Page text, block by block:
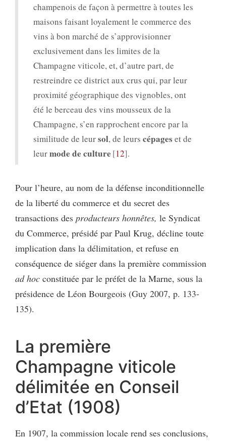
champenois de façon à permettre à toutes les
maisons faisant loyalement le commerce des
vins à bon marché de s’approvisionner
exclusivement dans les limites de la
Champagne viticole, et, d’autre part, de
restreindre ce district aux crus qui, par leur
proximité géographique des vignobles, ont
été le berceau des vins mousseux de la
Champagne, s’en rapprochent encore par la
similitude de leursol, de leurs cépages et de
leurmode de culture 12 .
Pour l’heure, au nom de la défense inconditionnelle
de la liberté du commerce et du secret des
transactions des producteurs honnêtes, le Syndicat
du Commerce, présidé par Paul Krug, décline toute
implication dans la délimitation, et refuse en
conséquence de siéger dans la première commission
ad hoc constituée par le préfet de la Marne, sous la
présidence de Léon Bourgeois (Guy 2007, p. 133-
135).
La première
Champagne viticole
délimitée en Conseil
d’Etat (1908)
En 1907, la commission locale rend ses conclusions,